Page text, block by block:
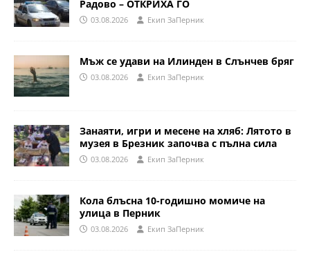
Радово – ОТКРИХА ГО
03.08.2026 Eкип ЗаПерник
Мъж се удави на Илинден в Слънчев бряг
03.08.2026 Eкип ЗаПерник
Занаяти, игри и месене на хляб: Лятото в
музея в Брезник започва с пълна сила
03.08.2026 Eкип ЗаПерник
Кола блъсна 10-годишно момиче на
улица в Перник
03.08.2026 Eкип ЗаПерник